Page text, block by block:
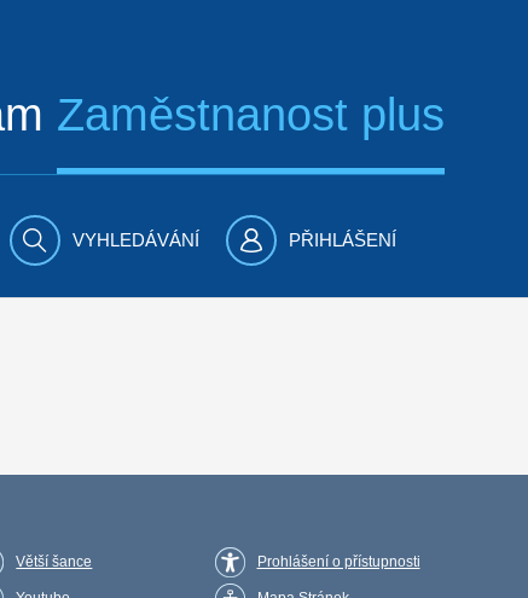
Zaměstnanost plus
VYHLEDÁVÁNÍ PŘIHLÁŠENÍ
Větší šance Prohlášení o přístupnosti